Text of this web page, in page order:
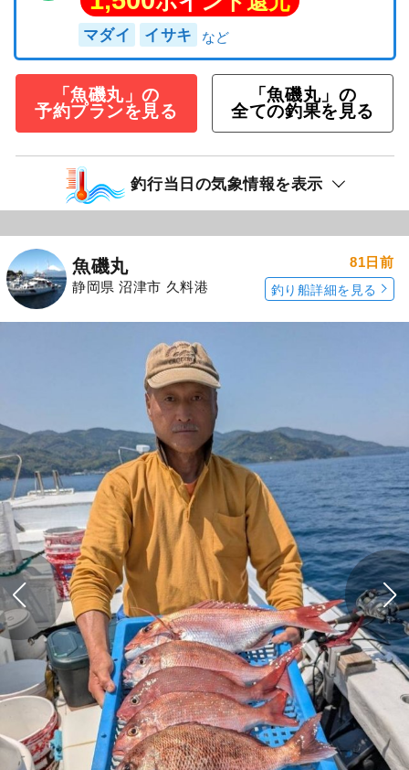
マダイ イサキ
「魚磯丸」の
予約プランを見る
「魚磯丸」の
全ての釣果を見る
釣行当日の気象情報を表示
魚磯丸
静岡県 沼津市 久料港
81日前
釣り船詳細を見る